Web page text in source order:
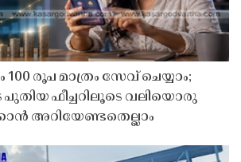
രൂപ മാത്രം സേവ് ചെയ്യാം;
ഫീച്ചറിലൂടെ വലിയൊരു
അറിയേണ്ടതെല്ലാം